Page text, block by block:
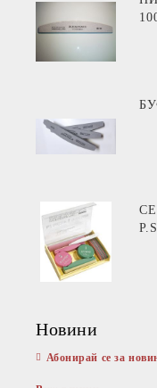
Новини
Абонирай се за